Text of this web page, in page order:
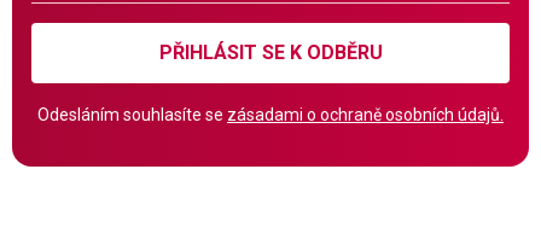
PŘIHLÁSIT SE K ODBĚRU
Odesláním souhlasíte se zásadami o ochraně osobních údajů.